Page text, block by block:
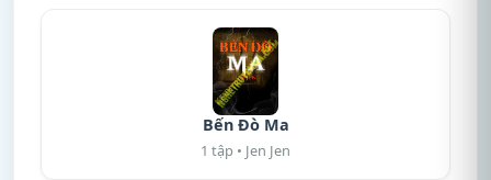
Bến Đò Ma
1 tập • Jen Jen